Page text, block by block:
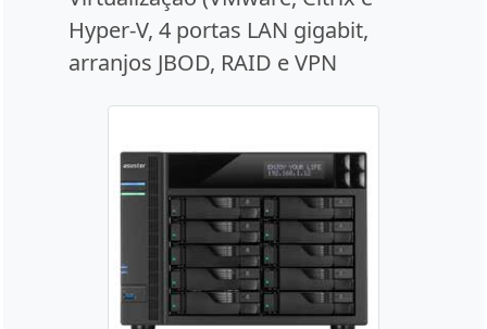
Hyper-V, 4 portas LAN gigabit,
arranjos JBOD, RAID e VPN